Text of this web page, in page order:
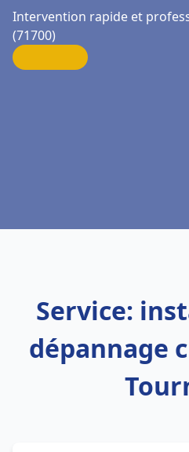
Intervention rapide et
(71700)
Service:
dépannage